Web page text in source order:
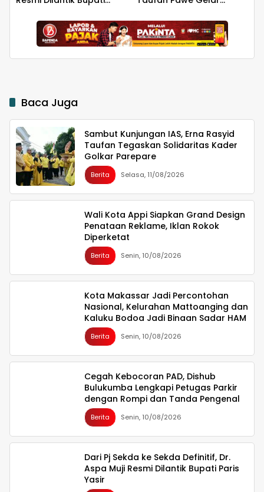
Pengurus Golkar
Parepare
Baca Juga
Sambut Kunjungan IAS, Erna Rasyid
Taufan Tegaskan Solidaritas Kader
Golkar Parepare
Berita Selasa, 11/08/2026
Wali Kota Appi Siapkan Grand Design
Penataan Reklame, Iklan Rokok
Diperketat
Berita Senin, 10/08/2026
Kota Makassar Jadi Percontohan
Nasional, Kelurahan Mattoanging dan
Kaluku Bodoa Jadi Binaan Sadar HAM
Berita Senin, 10/08/2026
Cegah Kebocoran PAD, Dishub
Bulukumba Lengkapi Petugas Parkir
dengan Rompi dan Tanda Pengenal
Berita Senin, 10/08/2026
Dari Pj Sekda ke Sekda Definitif, Dr.
Aspa Muji Resmi Dilantik Bupati Paris
Yasir